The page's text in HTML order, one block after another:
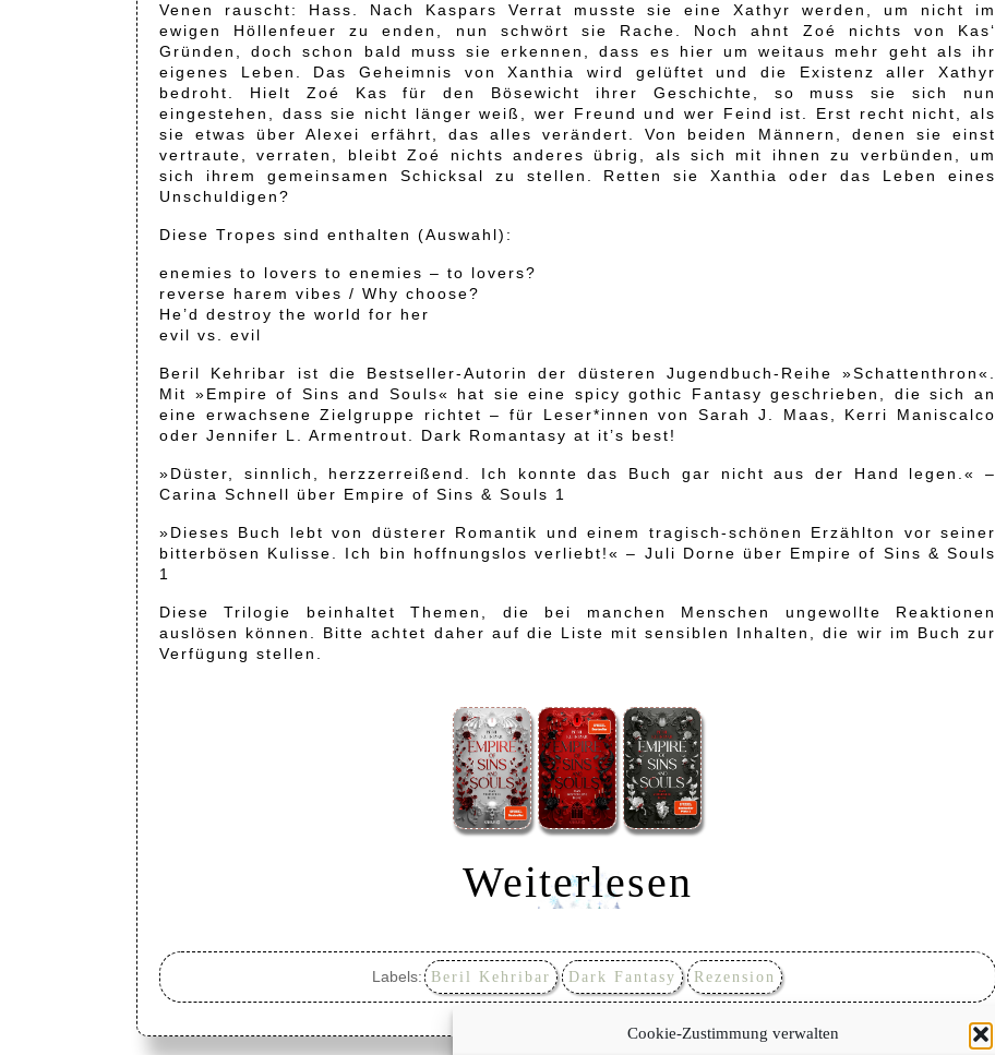
Cookie-Zustimmung verwalten
Venen rauscht: Hass. Nach Kaspars Verrat musste sie eine Xathyr werden, um nicht im
ewigen Höllenfeuer zu enden, nun schwört sie Rache. Noch ahnt Zoé nichts von Kas‘
Gründen, doch schon bald muss sie erkennen, dass es hier um weitaus mehr geht als ihr
eigenes Leben. Das Geheimnis von Xanthia wird gelüftet und die Existenz aller Xathyr
bedroht. Hielt Zoé Kas für den Bösewicht ihrer Geschichte, so muss sie sich nun
eingestehen, dass sie nicht länger weiß, wer Freund und wer Feind ist. Erst recht nicht, als
sie etwas über Alexei erfährt, das alles verändert. Von beiden Männern, denen sie einst
vertraute, verraten, bleibt Zoé nichts anderes übrig, als sich mit ihnen zu verbünden, um
sich ihrem gemeinsamen Schicksal zu stellen. Retten sie Xanthia oder das Leben eines
Unschuldigen?
Diese Tropes sind enthalten (Auswahl):
enemies to lovers to enemies – to lovers?
reverse harem vibes / Why choose?
He’d destroy the world for her
evil vs. evil
Beril Kehribar ist die Bestseller-Autorin der düsteren Jugendbuch-Reihe »Schattenthron«.
Mit »Empire of Sins and Souls« hat sie eine spicy gothic Fantasy geschrieben, die sich an
eine erwachsene Zielgruppe richtet – für Leser*innen von Sarah J. Maas, Kerri Maniscalco
oder Jennifer L. Armentrout. Dark Romantasy at it’s best!
»Düster, sinnlich, herzzerreißend. Ich konnte das Buch gar nicht aus der Hand legen.« –
Carina Schnell über Empire of Sins & Souls 1
»Dieses Buch lebt von düsterer Romantik und einem tragisch-schönen Erzählton vor seiner
bitterbösen Kulisse. Ich bin hoffnungslos verliebt!« – Juli Dorne über Empire of Sins & Souls
1
Diese Trilogie beinhaltet Themen, die bei manchen Menschen ungewollte Reaktionen
auslösen können. Bitte achtet daher auf die Liste mit sensiblen Inhalten, die wir im Buch zur
Verfügung stellen.
Weiterlesen
Labels: Beril Kehribar Dark Fantasy Rezension